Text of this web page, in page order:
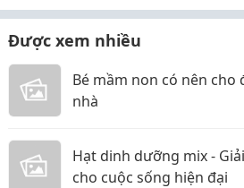
Được xem nhiều
Bé mầm non có nên cho
nhà
Hạt dinh dưỡng mix -
cho cuộc sống hiện đại